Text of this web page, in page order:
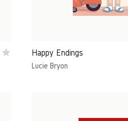
Happy Endings
Lucie Bryon